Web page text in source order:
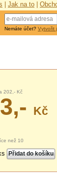
Jak na to
Nemáte účet? Vytvořit
202,- Kč
Kč
než 10